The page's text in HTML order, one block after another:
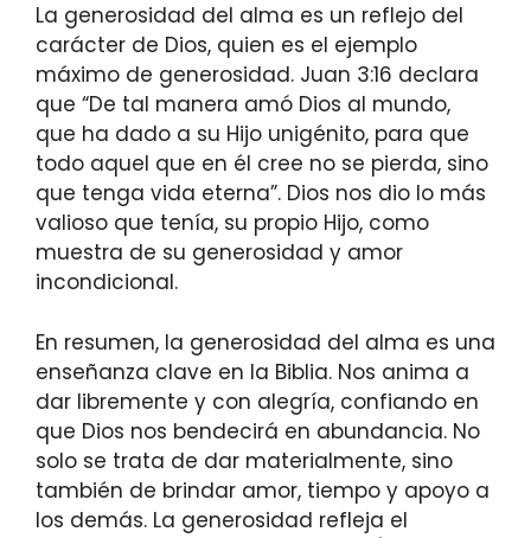
La generosidad del alma es un reflejo del
carácter de Dios, quien es el ejemplo
máximo de generosidad. Juan 3:16 declara
que “De tal manera amó Dios al mundo,
que ha dado a su Hijo unigénito, para que
todo aquel que en él cree no se pierda, sino
que tenga vida eterna”. Dios nos dio lo más
valioso que tenía, su propio Hijo, como
muestra de su generosidad y amor
incondicional.
En resumen, la generosidad del alma es una
enseñanza clave en la Biblia. Nos anima a
dar libremente y con alegría, confiando en
que Dios nos bendecirá en abundancia. No
solo se trata de dar materialmente, sino
también de brindar amor, tiempo y apoyo a
los demás. La generosidad refleja el